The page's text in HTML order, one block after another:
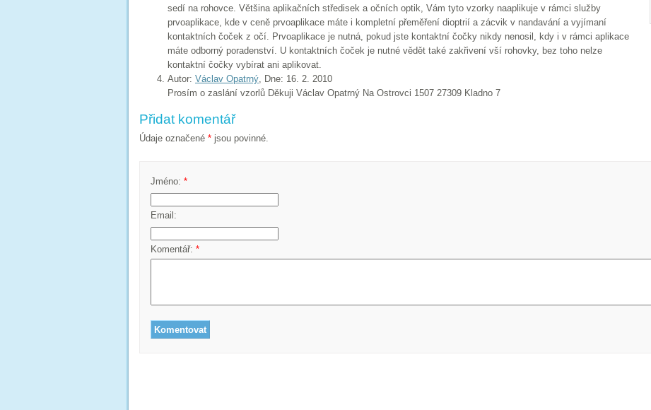
sedí na rohovce. Většina aplikačních středisek a očních optik, Vám tyto vzorky naaplikuje v rámci služby
prvoaplikace, kde v ceně prvoaplikace máte i kompletní přeměření dioptrií a zácvik v nandavání a vyjímaní
kontaktních čoček z očí. Prvoaplikace je nutná, pokud jste kontaktní čočky nikdy nenosil, kdy i v rámci aplikace
máte odborný poradenství. U kontaktních čoček je nutné vědět také zakřivení vší rohovky, bez toho nelze
kontaktní čočky vybírat ani aplikovat.
Autor: Václav Opatrný, Dne: 16. 2. 2010
Prosím o zaslání vzorlů Děkuji Václav Opatrný Na Ostrovci 1507 27309 Kladno 7
Přidat komentář
Údaje označené * jsou povinné.
Jméno: *
Email:
Komentář: *